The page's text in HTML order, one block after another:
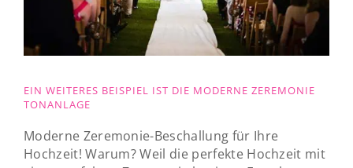
EIN WEITERES BEISPIEL IST DIE MODERNE ZEREMONIE
TONANLAGE
Moderne Zeremonie-Beschallung für Ihre
Hochzeit! Warum? Weil die perfekte Hochzeit mit